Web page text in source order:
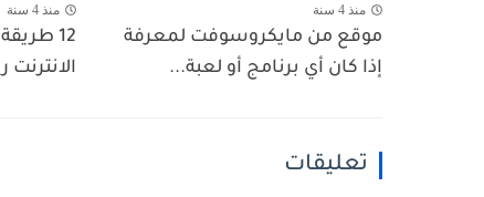
منذ 4 سنة
موقع من مايكروسوفت لمعرفة
إذا كان أي برنامج أو لعبة...
منذ 4 سنة
12
تعليقات